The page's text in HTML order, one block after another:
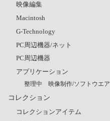
映像編集
Macintosh
G-Technology
PC周辺機器/ネット
PC周辺機器
アプリケーション
整理中 映像制作/ソフトウエア
コレクション
コレクションアイテム